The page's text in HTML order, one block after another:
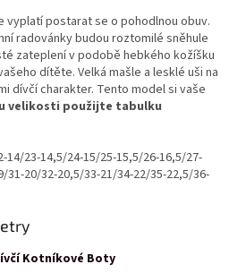
vyplatí postarat se o pohodlnou obuv.
radovánky budou roztomilé sněhule
zateplení v podobě hebkého kožíšku
dítěte. Velká mašle a lesklé uši na
dívčí charakter. Tento model si vaše
velikosti použijte tabulku
14/23-14,5/24-15/25-15,5/26-16,5/27-
31-20/32-20,5/33-21/34-22/35-22,5/36-
Kotníkové Boty